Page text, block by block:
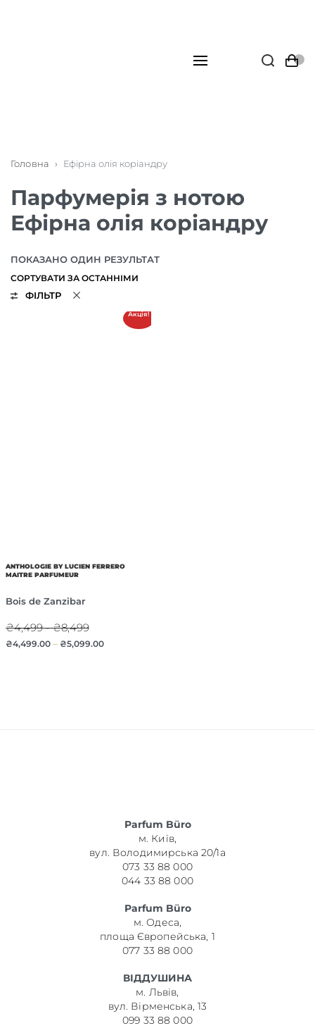
Головна › Ефірна олія коріандру
Парфумерія з нотою
Ефірна олія коріандру
ПОКАЗАНО ОДИН РЕЗУЛЬТАТ
ФІЛЬТР
Акція!
ANTHOLOGIE BY LUCIEN FERRERO
MAITRE PARFUMEUR
Bois de Zanzibar
₴4,499 - ₴8,499
₴4,499.00– ₴5,099.00
Parfum Büro
м. Київ,
вул. Володимирська 20/1а
073 33 88 000
044 33 88 000
Parfum Büro
м. Одеса,
площа Європейська, 1
077 33 88 000
ВІДДУШИНА
м. Львів,
вул. Вірменська, 13
099 33 88 000